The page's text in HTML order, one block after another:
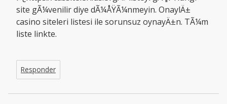
site gÃ¼venilir diye dÃ¼ÅŸÃ¼nmeyin. OnaylÄ±
casino siteleri listesi ile sorunsuz oynayÄ±n. TÃ¼m
liste linkte.
Responder